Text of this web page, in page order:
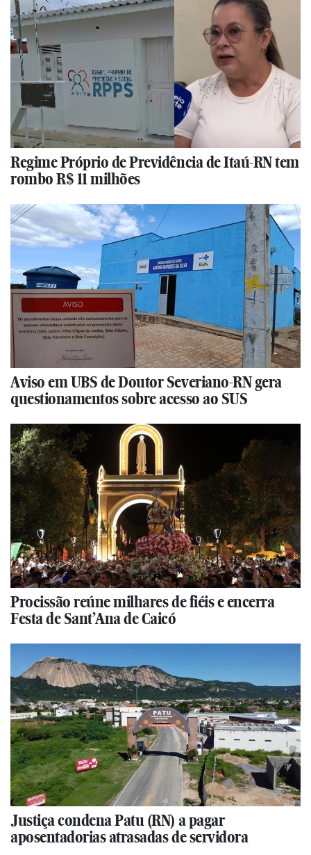
Regime Próprio de Previdência de Itaú-RN tem
rombo R$ 11 milhões
Aviso em UBS de Doutor Severiano-RN gera
questionamentos sobre acesso ao SUS
Procissão reúne milhares de fiéis e encerra
Festa de Sant’Ana de Caicó
Justiça condena Patu (RN) a pagar
aposentadorias atrasadas de servidora